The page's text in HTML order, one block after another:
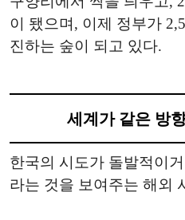
이 됐으며, 이제 정부가
진하는 숲이 되고 있다.
세계가 같은 방
한국의 시도가 돌발적이
라는 것을 보여주는 해외